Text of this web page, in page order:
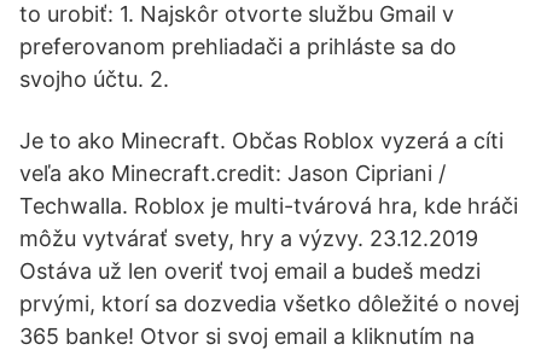
to urobiť: 1. Najskôr otvorte službu Gmail v
preferovanom prehliadači a prihláste sa do
svojho účtu. 2.
Je to ako Minecraft. Občas Roblox vyzerá a cíti
veľa ako Minecraft.credit: Jason Cipriani /
Techwalla. Roblox je multi-tvárová hra, kde hráči
môžu vytvárať svety, hry a výzvy. 23.12.2019
Ostáva už len overiť tvoj email a budeš medzi
prvými, ktorí sa dozvedia všetko dôležité o novej
365 banke! Otvor si svoj email a kliknutím na